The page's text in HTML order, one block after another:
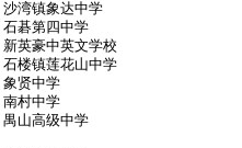
沙湾镇象达中学
石碁第四中学
新英豪中英文学校
石楼镇莲花山中学
象贤中学
南村中学
禺山高级中学